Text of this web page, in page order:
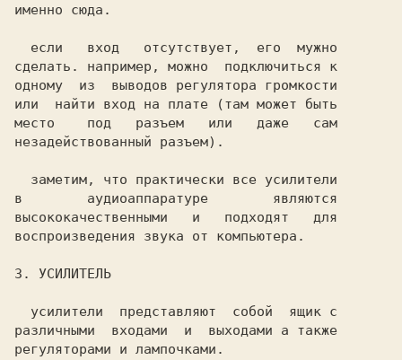
именно сюда.
сделать. например, можно  подключиться к
одному  из  выводов регулятора громкости
или  найти вход на плате (там может быть
место    под   разъем   или   даже   сам
незадействованный разъем).
в        аудиоаппаратуре        являются
высококачественными   и   подходят   для
воспроизведения звука от компьютера.
различными  входами  и  выходами а также